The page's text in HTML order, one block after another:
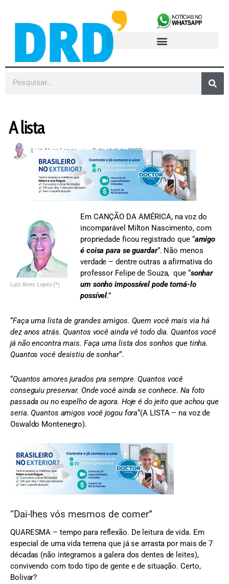
A lista
Luiz Alves Lopes 9 de abril de 2023
Luiz Alves Lopes (*)
Em CANÇÃO DA AMÉRICA, na voz do
incomparável Milton Nascimento, com
propriedade ficou registrado que “amigo
é coisa para se guardar“. Não menos
verdade – dentre outras a afirmativa do
professor Felipe de Souza, que “sonhar
um sonho impossível pode torná-lo
possível.”
“Faça uma lista de grandes amigos. Quem você mais via há
dez anos atrás. Quantos você ainda vê todo dia. Quantos você
já não encontra mais. Faça uma lista dos sonhos que tinha.
Quantos você desistiu de sonhar“.
“Quantos amores jurados pra sempre. Quantos você
conseguiu preservar. Onde você ainda se conhece. Na foto
passada ou no espelho de agora. Hoje é do jeito que achou que
seria. Quantos amigos você jogou fora“(A LISTA – na voz de
Oswaldo Montenegro).
“Dai-lhes vós mesmos de comer”
QUARESMA – tempo para reflexão. De leitura de vida. Em
especial de uma vida terrena que já se arrasta por mais de 7
décadas (não integramos a galera dos dentes de leites),
convivendo com todo tipo de gente e de situação. Certo,
Bolivar?